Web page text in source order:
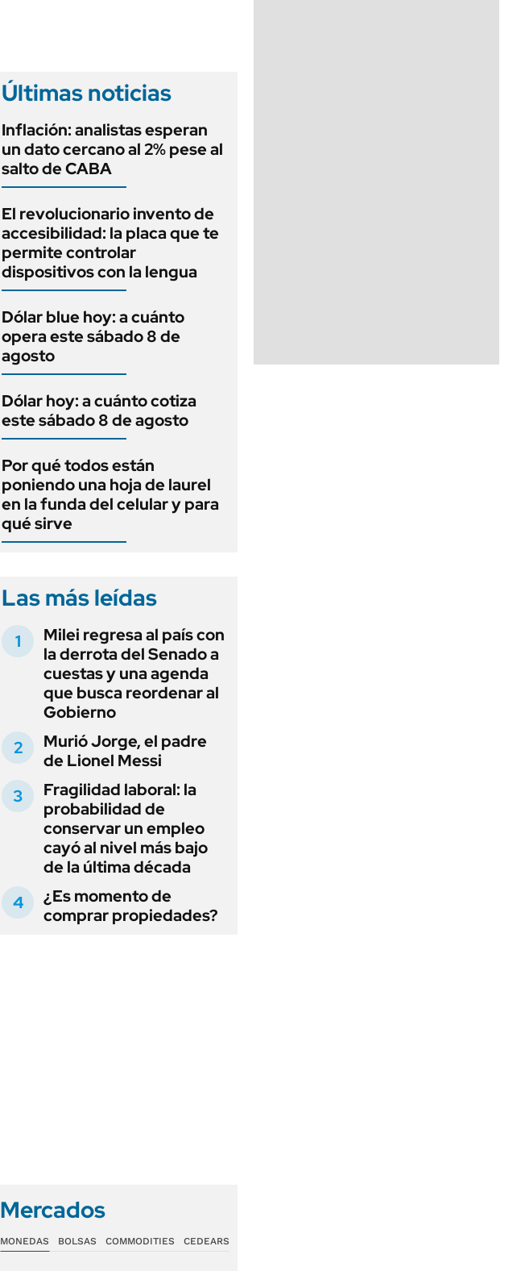
Últimas noticias
Inflación: analistas esperan
un dato cercano al 2% pese al
salto de CABA
El revolucionario invento de
accesibilidad: la placa que te
permite controlar
dispositivos con la lengua
Dólar blue hoy: a cuánto
opera este sábado 8 de
agosto
Dólar hoy: a cuánto cotiza
este sábado 8 de agosto
Por qué todos están
poniendo una hoja de laurel
en la funda del celular y para
qué sirve
Las más leídas
Milei regresa al país con
la derrota del Senado a
cuestas y una agenda
que busca reordenar al
Gobierno
Murió Jorge, el padre
de Lionel Messi
Fragilidad laboral: la
probabilidad de
conservar un empleo
cayó al nivel más bajo
de la última década
¿Es momento de
comprar propiedades?
Mercados
MONEDAS BOLSAS COMMODITIES CEDEARS